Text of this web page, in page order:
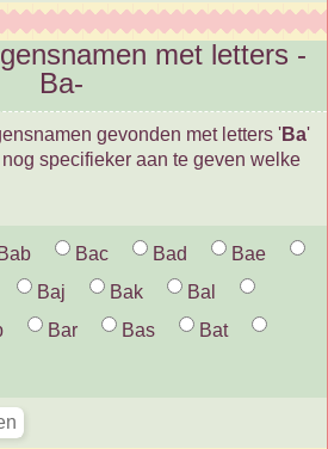
met letters -
Ba-
gevonden met letters 'Ba'
specifieker aan te geven welke
Bab Bac Bad
Bae
Baj Bak
Bal
Bar Bas
Bat